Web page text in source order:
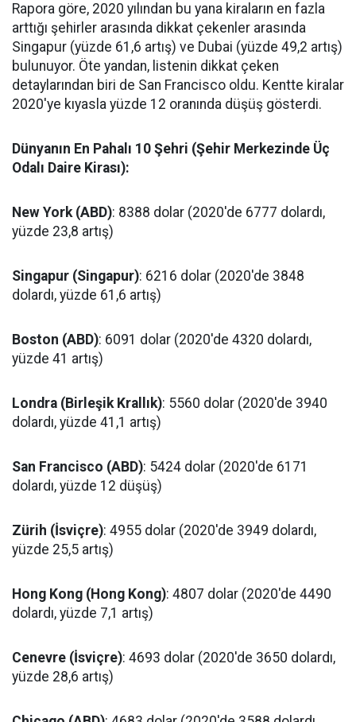
Rapora göre, 2020 yılından bu yana kiraların en fazla
arttığı şehirler arasında dikkat çekenler arasında
Singapur (yüzde 61,6 artış) ve Dubai (yüzde 49,2 artış)
bulunuyor. Öte yandan, listenin dikkat çeken
detaylarından biri de San Francisco oldu. Kentte kiralar
2020'ye kıyasla yüzde 12 oranında düşüş gösterdi.
Dünyanın En Pahalı 10 Şehri (Şehir Merkezinde Üç
Odalı Daire Kirası):
New York (ABD): 8388 dolar (2020'de 6777 dolardı,
yüzde 23,8 artış)
Singapur (Singapur): 6216 dolar (2020'de 3848
dolardı, yüzde 61,6 artış)
Boston (ABD): 6091 dolar (2020'de 4320 dolardı,
yüzde 41 artış)
Londra (Birleşik Krallık): 5560 dolar (2020'de 3940
dolardı, yüzde 41,1 artış)
San Francisco (ABD): 5424 dolar (2020'de 6171
dolardı, yüzde 12 düşüş)
Zürih (İsviçre): 4955 dolar (2020'de 3949 dolardı,
yüzde 25,5 artış)
Hong Kong (Hong Kong): 4807 dolar (2020'de 4490
dolardı, yüzde 7,1 artış)
Cenevre (İsviçre): 4693 dolar (2020'de 3650 dolardı,
yüzde 28,6 artış)